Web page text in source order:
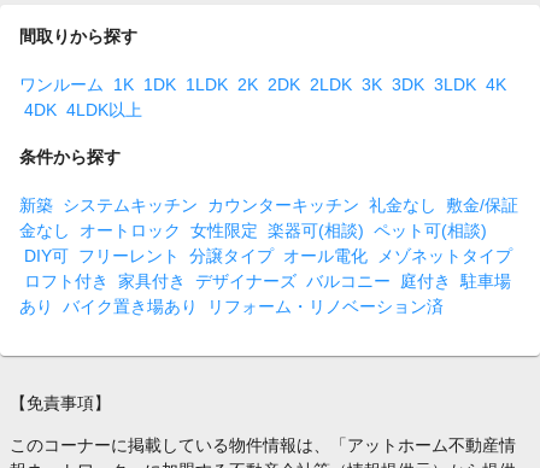
間取りから探す
ワンルーム 1K 1DK 1LDK 2K 2DK 2LDK 3K 3DK 3LDK 4K
4DK 4LDK以上
条件から探す
新築 システムキッチン カウンターキッチン 礼金なし
敷金/保証
金なし
オートロック 女性限定 楽器可(相談) ペット可(相談)
DIY可 フリーレント 分譲タイプ オール電化
メゾネットタイプ
ロフト付き
家具付き デザイナーズ バルコニー 庭付き
駐車場
あり
バイク置き場あり リフォーム・リノベーション済
【免責事項】
このコーナーに掲載している物件情報は、「アットホーム不動産情